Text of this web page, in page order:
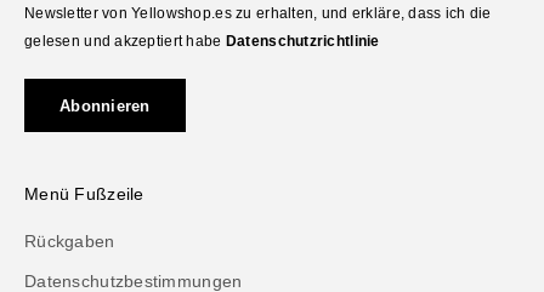
Newsletter von Yellowshop.es zu erhalten, und erkläre, dass ich die
gelesen und akzeptiert habe Datenschutzrichtlinie
Abonnieren
Menü Fußzeile
Rückgaben
Datenschutzbestimmungen